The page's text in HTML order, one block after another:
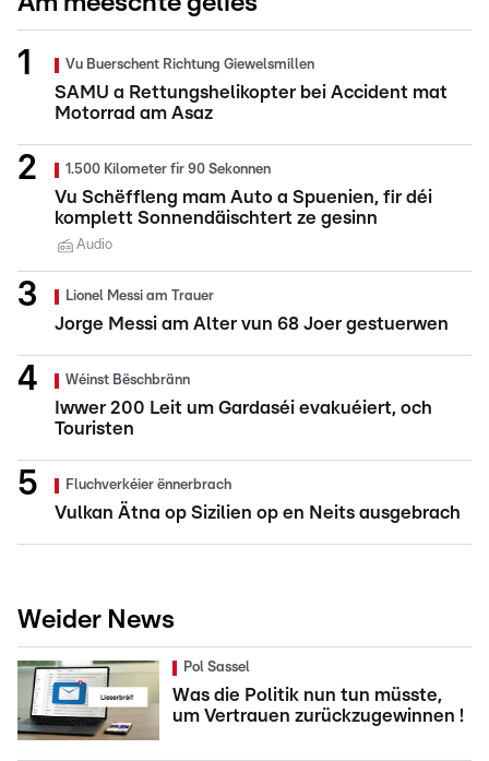
Vu Buerschent Richtung Giewelsmillen
SAMU a Rettungshelikopter bei Accident mat
Motorrad am Asaz
1.500 Kilometer fir 90 Sekonnen
Vu Schëffleng mam Auto a Spuenien, fir déi
komplett Sonnendäischtert ze gesinn
Audio
Lionel Messi am Trauer
Jorge Messi am Alter vun 68 Joer gestuerwen
Wéinst Bëschbränn
Iwwer 200 Leit um Gardaséi evakuéiert, och
Touristen
Fluchverkéier ënnerbrach
Vulkan Ätna op Sizilien op en Neits ausgebrach
Weider News
Pol Sassel
Was die Politik nun tun müsste,
um Vertrauen zurückzugewinnen !